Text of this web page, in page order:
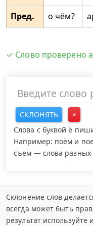
Пред.
о чём?
✓ Слово проверено
СКЛОНЯТЬ
×
Слова с буквой ё
Например: поём и
съем — слова разных
Склонение слов
всегда может быть
результат